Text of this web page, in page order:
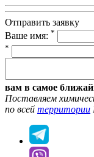
Отправить заявку
Ваше имя: *
*
вам в самое
Поставляем
по всей территории